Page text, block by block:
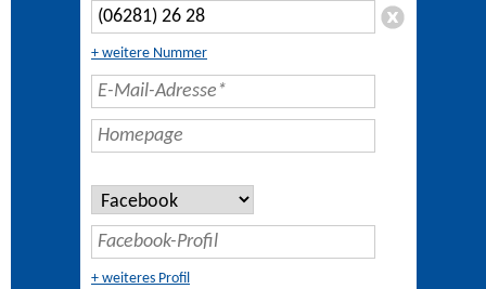
+ weitere Nummer
+ weiteres Profil